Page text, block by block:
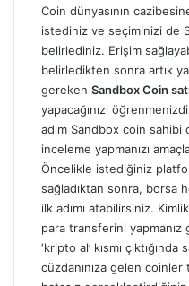
Coin dünyasının
istediniz ve seçiminizi de
belirlediniz. Erişim
belirledikten sonra artık
gereken Sandbox Coin
yapacağınızı
adım Sandbox coin sahibi
inceleme yapmanızı
Öncelikle istediğiniz
sağladıktan sonra, borsa
ilk adımı atabilirsiniz.
para transferini yapmanız
‘kripto al’ kısmı
cüzdanınıza gelen coinler